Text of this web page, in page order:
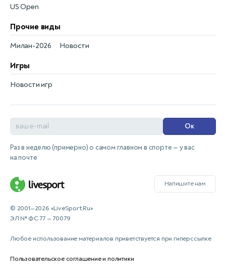
US Open
Прочие виды
Новости
Милан-2026
Игры
Новости игр
Ок
Раз в неделю (примерно) о самом главном в спорте — у вас
на почте
Напишите нам
© 2001—2026 «LiveSport.Ru»
ЭЛ № ФС 77 — 70079
Любое использование материалов приветствуется при гиперссылке
Пользовательское соглашение и политики